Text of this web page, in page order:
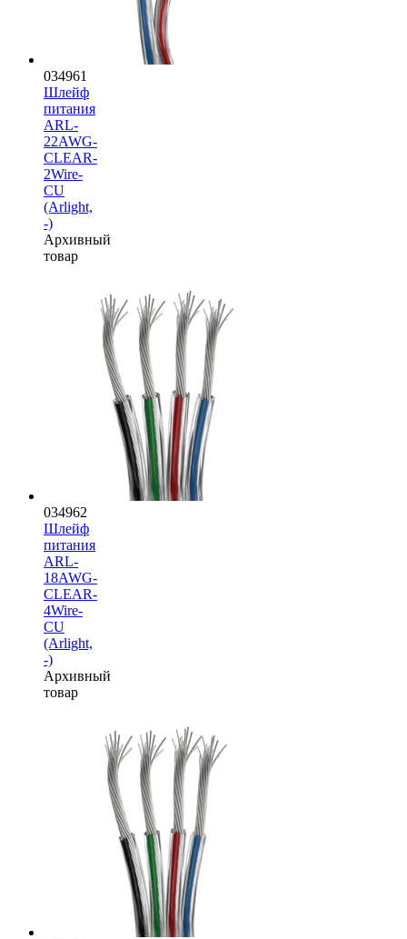
034961
Шлейф
питания
ARL-
22AWG-
CLEAR-
2Wire-
CU
(Arlight,
-)
Архивный
товар
034962
Шлейф
питания
ARL-
18AWG-
CLEAR-
4Wire-
CU
(Arlight,
-)
Архивный
товар